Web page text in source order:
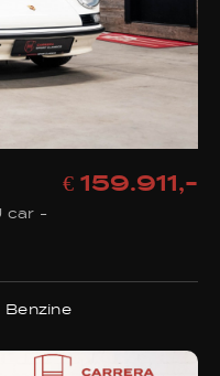
€ 159.911,-
car -
Benzine